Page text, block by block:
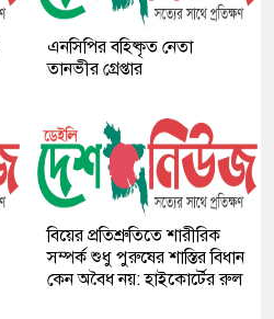
এনসিপির বহিষ্কৃত নেতা
তানভীর গ্রেপ্তার
বিয়ের প্রতিশ্রুতিতে শারীরিক
সম্পর্ক শুধু পুরুষের শাস্তির বিধান
কেন অবৈধ নয়: হাইকোর্টের রুল